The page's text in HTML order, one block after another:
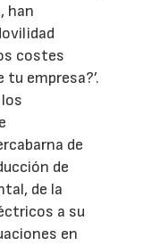
, han
costes
empresa?’.
de
de
de la
a su
en